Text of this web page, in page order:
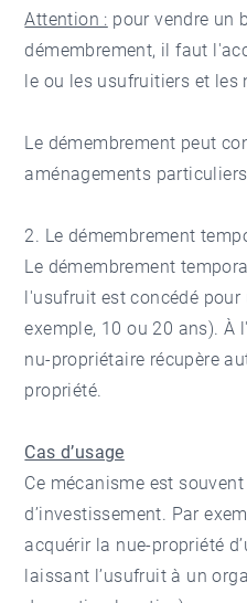
Attention : pour vendre un
démembrement, il faut
le ou les usufruitiers et les
Le démembrement peut
aménagements
2. Le démembrement
Le démembrement
l'usufruit est concédé pour
exemple, 10 ou 20 ans). À
nu-propriétaire récupère
propriété.
Cas d’usage
Ce mécanisme est
d’investissement. Par
acquérir la nue-propriété
laissant l’usufruit à un